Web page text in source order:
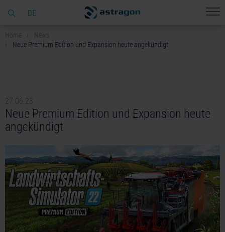
DE
Home
News
Neue Premium Edition und Expansion heute angekündigt
27.06.23
Neue Premium Edition und Expansion heute
angekündigt